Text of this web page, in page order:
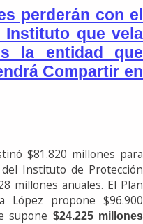
perderán con el
Instituto que vela
la entidad que
Compartir en
$81.820 millones para
Instituto de Protección
millones anuales. El Plan
López propone $96.900
supone $24.225 millones